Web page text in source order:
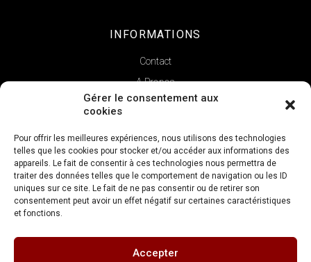
Gérer le consentement aux
cookies
Pour offrir les meilleures expériences, nous utilisons des technologies
telles que les cookies pour stocker et/ou accéder aux informations des
appareils. Le fait de consentir à ces technologies nous permettra de
traiter des données telles que le comportement de navigation ou les ID
uniques sur ce site. Le fait de ne pas consentir ou de retirer son
consentement peut avoir un effet négatif sur certaines caractéristiques
et fonctions.
Accepter
INFORMATIONS
Contact
A Propos